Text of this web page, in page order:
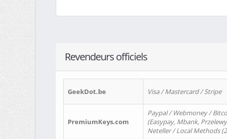
Revendeurs officiels
GeekDot.be Visa / Mastercard / Stripe
PremiumKeys.com
Paypal / Webmoney /
(Easypay, Mbank,
Neteller / Local Methods